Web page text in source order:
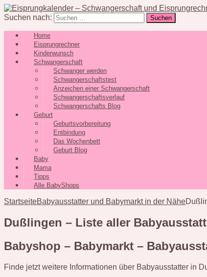
Suchen nach:
Home
Eisprungrechner
Kinderwunsch
Schwangerschaft
Schwanger werden
Schwangerschaftstest
Anzeichen einer Schwangerschaft
Schwangerschaftsverlauf
Schwangerschafts Blog
Geburt
Geburtsvorbereitung
Entbindung
Das Wochenbett
Geburt Blog
Baby
Mama
Tipps
Alle BabyShops
StartseiteBabyausstatter und Babymarkt in der Nähe
Dußlingen – Liste aller
Babyshop – Babymarkt –
Finde jetzt weitere Informationen über Babyausstatter in